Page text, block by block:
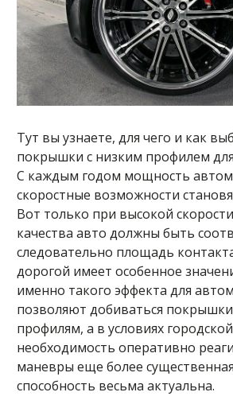
Тут вы узнаете, для чего и как
покрышки с низким профилем
С каждым годом мощность
скоростные возможности
Вот только при высокой
качества авто должны быть
следовательно площадь
дорогой имеет особенное
именно такого эффекта для
позволяют добиваться
профилям, а в условиях
необходимость оперативно
маневры еще более
способность весьма актуальна.